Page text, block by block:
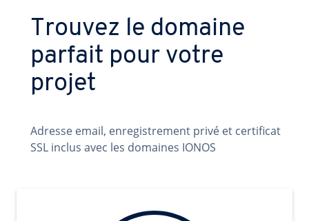
Trouvez le domaine
parfait pour votre
projet
Adresse email, enregistrement privé et certificat
SSL inclus avec les domaines IONOS